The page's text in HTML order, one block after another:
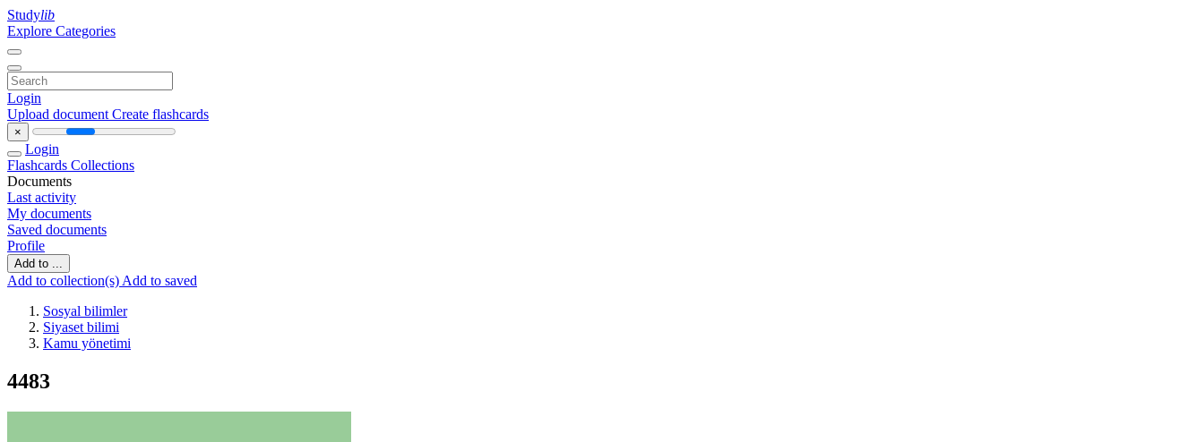
Studylib
Explore Categories
Login
Upload document Create flashcards
×
Login
Flashcards Collections
Documents
Last activity
My documents
Saved documents
Profile
Add to ...
Add to collection(s) Add to saved
Sosyal bilimler
Siyaset bilimi
Kamu yönetimi
4483